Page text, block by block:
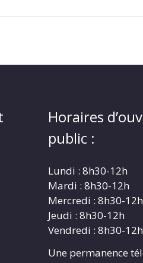
Horaires
public :
Lundi : 8h30-12h
Mardi : 8h30-12h
Mercredi : 8h30-
Jeudi : 8h30-12h
Vendredi : 8h30-
Une permanence